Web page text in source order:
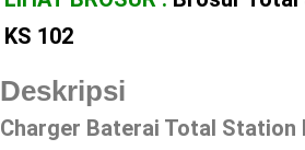
KS 102
Deskripsi
Charger Baterai Total Station